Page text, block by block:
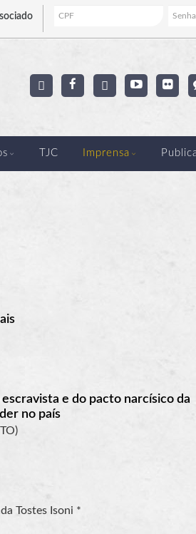
TJC Imprensa
e do pacto narcísico da
no país
Tostes Isoni *